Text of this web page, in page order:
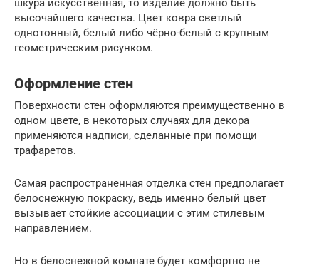
шкура искусственная, то изделие должно быть
высочайшего качества. Цвет ковра светлый
однотонный, белый либо чёрно-белый с крупным
геометрическим рисунком.
Оформление стен
Поверхности стен оформляются преимущественно в
одном цвете, в некоторых случаях для декора
применяются надписи, сделанные при помощи
трафаретов.
Самая распространенная отделка стен предполагает
белоснежную покраску, ведь именно белый цвет
вызывает стойкие ассоциации с этим стилевым
направлением.
Но в белоснежной комнате будет комфортно не